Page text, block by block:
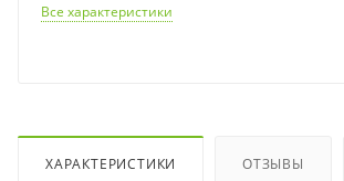
Все характеристики
ХАРАКТЕРИСТИКИ ОТЗЫВЫ